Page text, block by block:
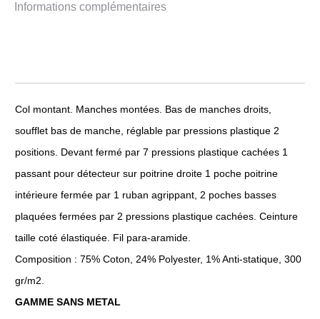
Informations complémentaires
Col montant. Manches montées. Bas de manches droits,
soufflet bas de manche, réglable par pressions plastique 2
positions. Devant fermé par 7 pressions plastique cachées 1
passant pour détecteur sur poitrine droite 1 poche poitrine
intérieure fermée par 1 ruban agrippant, 2 poches basses
plaquées fermées par 2 pressions plastique cachées. Ceinture
taille coté élastiquée. Fil para-aramide.
Composition : 75% Coton, 24% Polyester, 1% Anti-statique, 300
gr/m2.
GAMME SANS METAL